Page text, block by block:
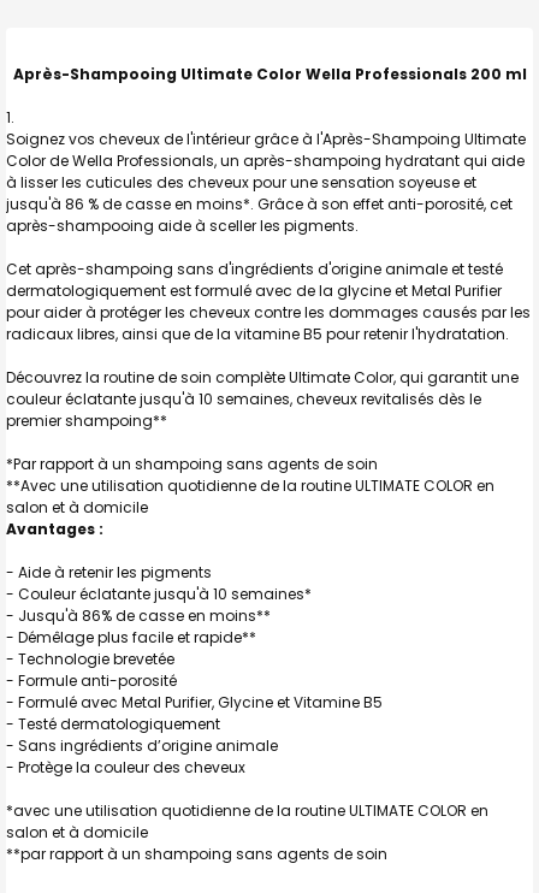
ENSEMBLE
TOUT
SELECTIONNER
J'AJOUTE
LA
AU PANIER
Après-Shampooing Ultimate Color Wella Professionals 200 ml
Soignez vos cheveux de l'intérieur grâce à l'Après-Shampoing Ultimate
Color de Wella Professionals, un après-shampoing hydratant qui aide
à lisser les cuticules des cheveux pour une sensation soyeuse et
jusqu'à 86 % de casse en moins*. Grâce à son effet anti-porosité, cet
après-shampooing aide à sceller les pigments.
Cet après-shampoing sans d'ingrédients d'origine animale et testé
dermatologiquement est formulé avec de la glycine et Metal Purifier
pour aider à protéger les cheveux contre les dommages causés par les
radicaux libres, ainsi que de la vitamine B5 pour retenir l'hydratation.
Découvrez la routine de soin complète Ultimate Color, qui garantit une
couleur éclatante jusqu'à 10 semaines, cheveux revitalisés dès le
premier shampoing**
*Par rapport à un shampoing sans agents de soin
**Avec une utilisation quotidienne de la routine ULTIMATE COLOR en
salon et à domicile
Avantages :
- Aide à retenir les pigments
- Couleur éclatante jusqu'à 10 semaines*
- Jusqu'à 86% de casse en moins**
- Démêlage plus facile et rapide**
- Technologie brevetée
- Formule anti-porosité
- Formulé avec Metal Purifier, Glycine et Vitamine B5
- Testé dermatologiquement
- Sans ingrédients d’origine animale
- Protège la couleur des cheveux
*avec une utilisation quotidienne de la routine ULTIMATE COLOR en
salon et à domicile
**par rapport à un shampoing sans agents de soin